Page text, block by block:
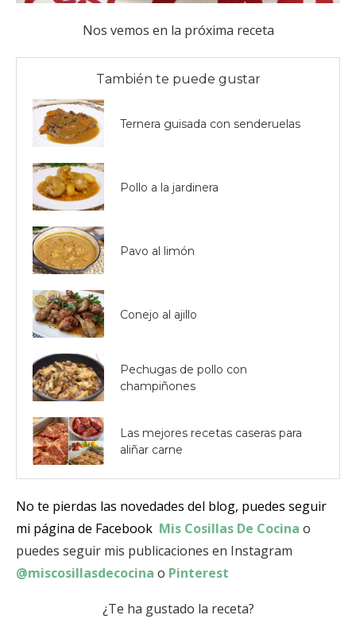
Nos vemos en la próxima receta
También te puede gustar
Ternera guisada con senderuelas
Pollo a la jardinera
Pavo al limón
Conejo al ajillo
Pechugas de pollo con
champiñones
Las mejores recetas caseras para
aliñar carne
No te pierdas las novedades del blog, puedes seguir
mi página de Facebook Mis Cosillas De Cocina o
puedes seguir mis publicaciones en Instagram
@miscosillasdecocina o Pinterest
¿Te ha gustado la receta?